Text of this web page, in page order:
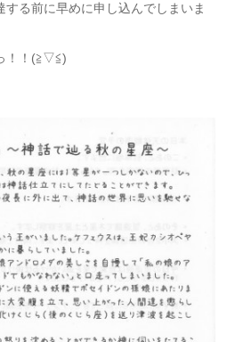
る前に早めに申し込んでしまいま
！！(≧▽≦)